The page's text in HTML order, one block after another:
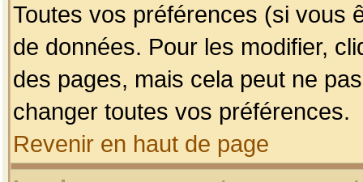
Toutes vos préférences (si vous
de données. Pour les modifier,
des pages, mais cela peut ne
changer toutes vos préférences.
Revenir en haut de page